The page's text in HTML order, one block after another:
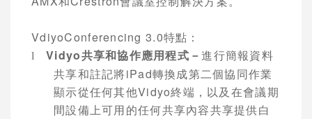
VdiyoConferencing 3.0特點：
l Vidyo共享和協作應用程式－進行簡報資料
共享和註記將iPad轉換成第二個協同作業
顯示從任何其他Vidyo終端，以及在會議期
間設備上可用的任何共享內容共享提供白